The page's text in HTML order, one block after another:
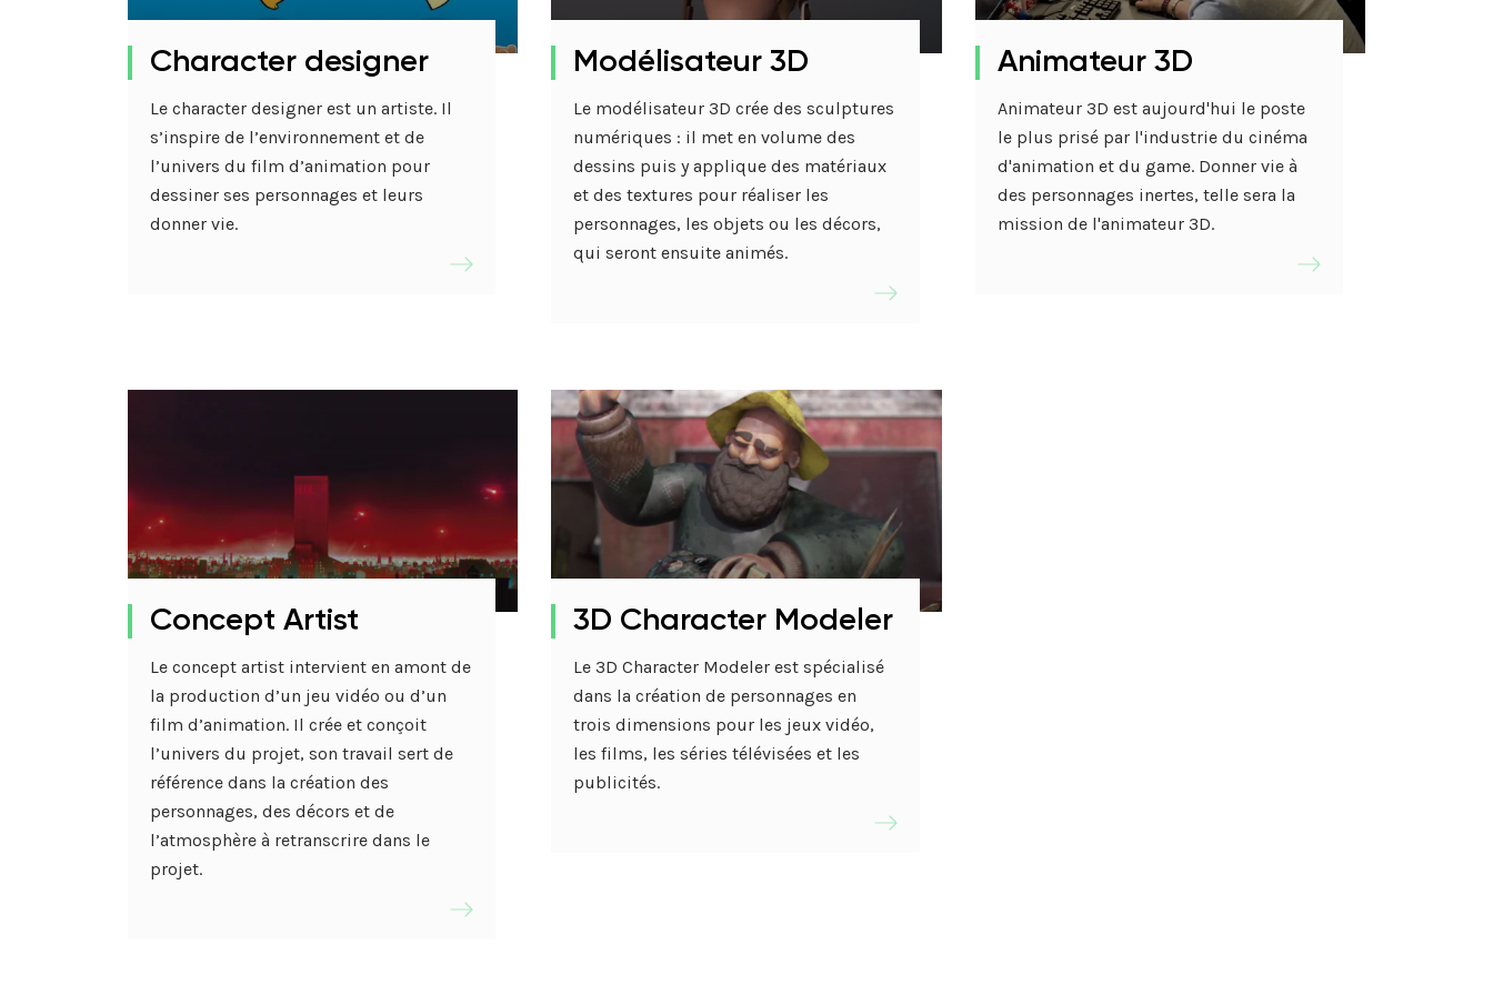
Stage Découverte
FAQ
Handi’Accueillante
En savoir plus
Mastères Design
Mastère Direction
DA Design Graphique (Init.)
DA Design Graphique (Alt.)
DA en Digital (Alt.)
DA en Publicité (Alt.)
and Art Direction
Study Art and French
Character designer
Le character designer est un artiste. Il
s’inspire de l’environnement et de
l’univers du film d’animation pour
dessiner ses personnages et leurs
donner vie.
Modélisateur 3D
Le modélisateur 3D crée des sculptures
numériques : il met en volume des
dessins puis y applique des matériaux
et des textures pour réaliser les
personnages, les objets ou les décors,
qui seront ensuite animés.
Animateur 3D
Animateur 3D est aujourd'hui le poste
le plus prisé par l'industrie du cinéma
d'animation et du game. Donner vie à
des personnages inertes, telle sera la
mission de l'animateur 3D.
Concept Artist
Le concept artist intervient en amont de
la production d’un jeu vidéo ou d’un
film d’animation. Il crée et conçoit
l’univers du projet, son travail sert de
référence dans la création des
personnages, des décors et de
l’atmosphère à retranscrire dans le
projet.
3D Character Modeler
Le 3D Character Modeler est spécialisé
dans la création de personnages en
trois dimensions pour les jeux vidéo,
les films, les séries télévisées et les
publicités.